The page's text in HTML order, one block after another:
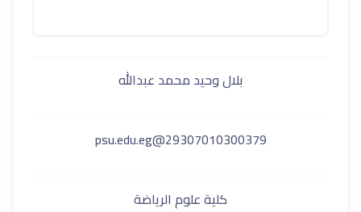
بلال وحيد محمد عبدالله
29307010300379@psu.edu.eg
كلية علوم الرياضة